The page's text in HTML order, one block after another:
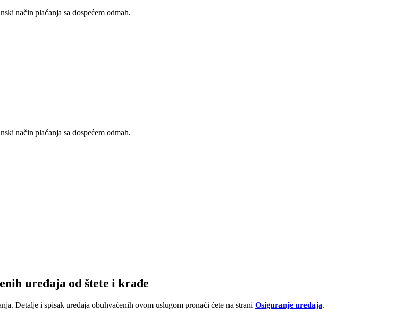
način plaćanja sa dospećem odmah.
način plaćanja sa dospećem odmah.
uređaja od štete i krađe
Detalje i spisak uređaja obuhvaćenih ovom uslugom pronaći ćete na strani Osiguranje uređaja.